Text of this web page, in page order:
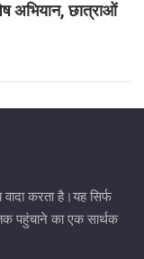
अभियान, छात्राओं
वादा करता है।यह सिर्फ
पहुंचाने का एक सार्थक